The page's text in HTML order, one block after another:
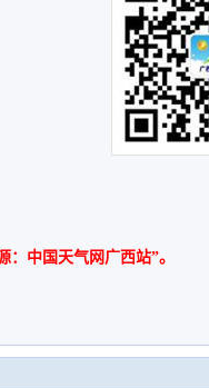
：中国天气网广西站”。